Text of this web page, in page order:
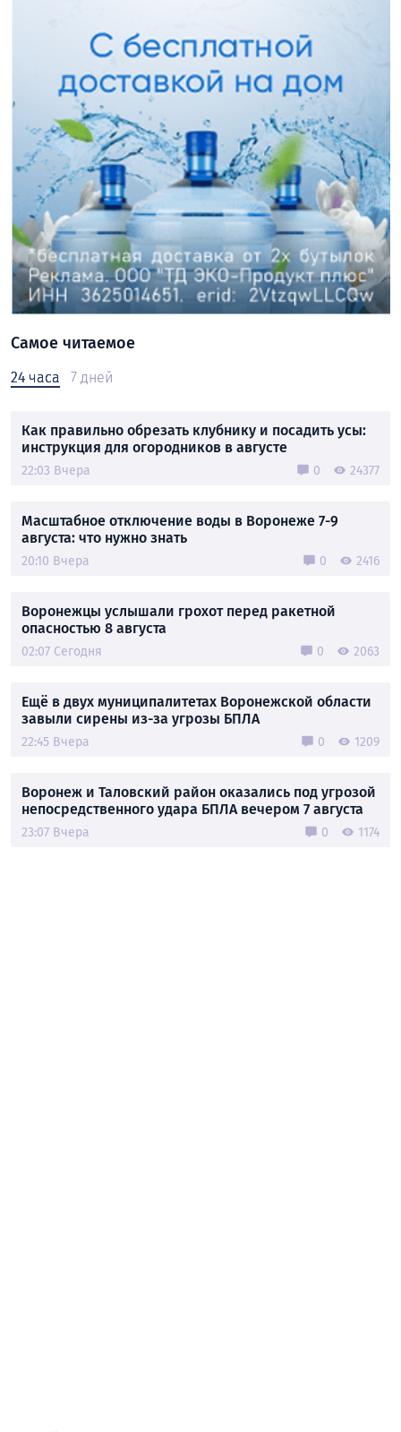
Самое читаемое
24 часа 7 дней
Как правильно обрезать клубнику и посадить усы:
инструкция для огородников в августе
22:03 Вчера 0 24377
Масштабное отключение воды в Воронеже 7-9
августа: что нужно знать
20:10 Вчера 0 2416
Воронежцы услышали грохот перед ракетной
опасностью 8 августа
02:07 Сегодня 0 2063
Ещё в двух муниципалитетах Воронежской области
завыли сирены из-за угрозы БПЛА
22:45 Вчера 0 1209
Воронеж и Таловский район оказались под угрозой
непосредственного удара БПЛА вечером 7 августа
23:07 Вчера 0 1174